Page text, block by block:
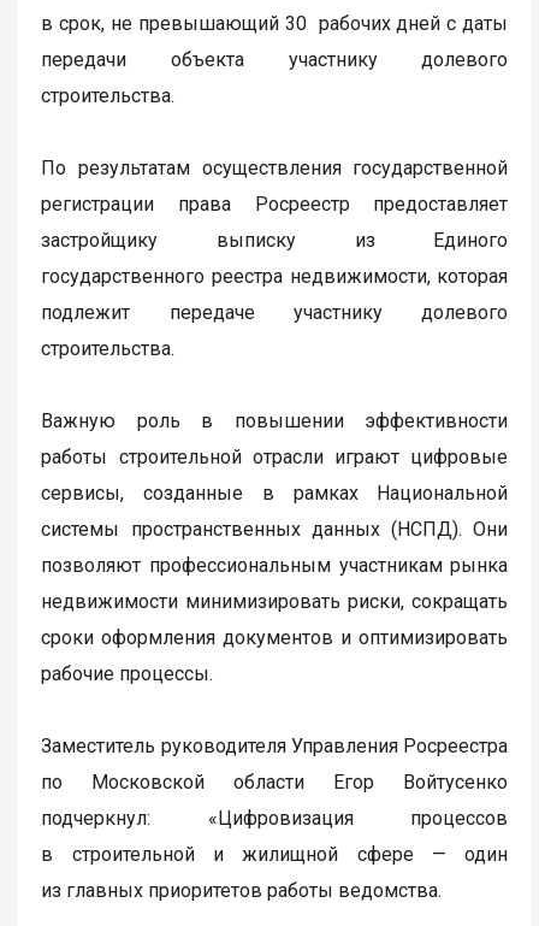
в срок, не превышающий 30 рабочих дней с даты
передачи объекта участнику долевого
строительства.
По результатам осуществления государственной
регистрации права Росреестр предоставляет
застройщику выписку из Единого
государственного реестра недвижимости, которая
подлежит передаче участнику долевого
строительства.
Важную роль в повышении эффективности
работы строительной отрасли играют цифровые
сервисы, созданные в рамках Национальной
системы пространственных данных (НСПД). Они
позволяют профессиональным участникам рынка
недвижимости минимизировать риски, сокращать
сроки оформления документов и оптимизировать
рабочие процессы.
Заместитель руководителя Управления Росреестра
по Московской области Егор Войтусенко
подчеркнул: «Цифровизация процессов
в строительной и жилищной сфере — один
из главных приоритетов работы ведомства.